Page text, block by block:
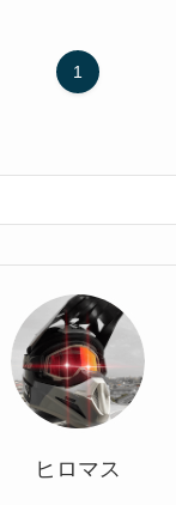
1
ヒロマス